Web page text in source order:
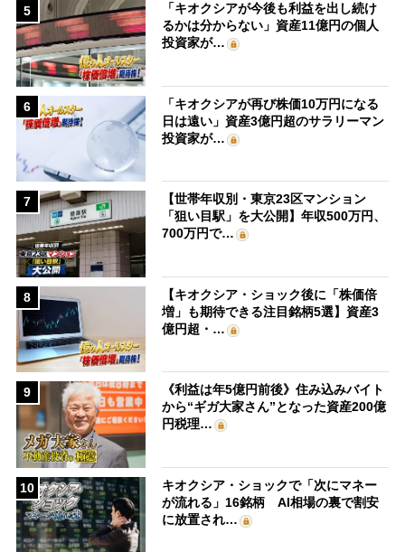
5
「キオクシアが今後も利益を出し続け
るかは分からない」資産11億円の個人
投資家が…
6
「キオクシアが再び株価10万円になる
日は遠い」資産3億円超のサラリーマン
投資家が…
7
【世帯年収別・東京23区マンション
「狙い目駅」を大公開】年収500万円、
700万円で…
8
【キオクシア・ショック後に「株価倍
増」も期待できる注目銘柄5選】資産3
億円超・…
9
《利益は年5億円前後》住み込みバイト
から“ギガ大家さん”となった資産200億
円税理…
10
キオクシア・ショックで「次にマネー
が流れる」16銘柄 AI相場の裏で割安
に放置され…